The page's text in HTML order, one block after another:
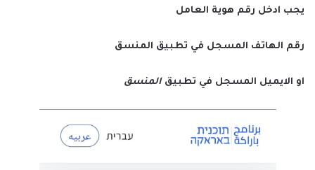
يجب ادخل رقم هوية العامل
رقم الهاتف المسجل في تطبيق المنسق
او الايميل المسجل في تطبيق المنسق